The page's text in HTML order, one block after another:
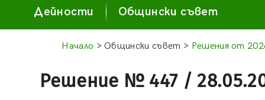
Дейности Общински съвет
Начало > Общински съвет > Решения от
Решение № 447 /